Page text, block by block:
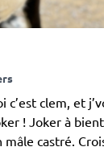
c’est clem, et
! Joker à
mâle castré.